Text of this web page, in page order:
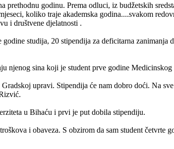
prethodnu godinu. Prema odluci, iz budžetskih
koliko traje akademska godina....svakom
i društvene djelatnosti .
studija, 20 stipendija za deficitarna
njenog sina koji je student prve godine
upravi. Stipendija će nam dobro doći. Na
u Bihaću i prvi je put dobila stipendiju.
i obaveza. S obzirom da sam student